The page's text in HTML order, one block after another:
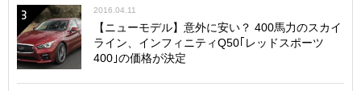
3 2016.04.11
【ニューモデル】意外に安い？ 400馬力のスカイ
ライン、インフィニティQ50｢レッドスポーツ
400｣の価格が決定